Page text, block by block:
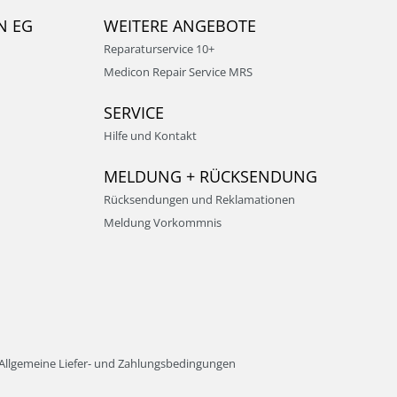
EG WEITERE ANGEBOTE
Reparaturservice 10+
Medicon Repair Service MRS
SERVICE
Hilfe und Kontakt
MELDUNG + RÜCKSENDUNG
Rücksendungen und Reklamationen
Meldung Vorkommnis
Liefer- und Zahlungsbedingungen